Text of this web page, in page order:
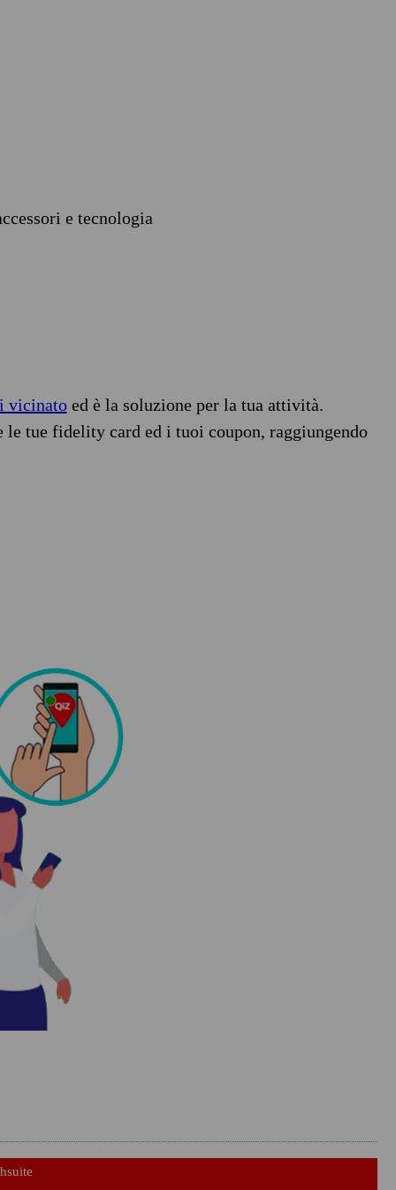
e tecnologia
vicinatoed è la soluzione per la tua attività.
tue fidelity card ed i tuoi coupon, raggiungendo